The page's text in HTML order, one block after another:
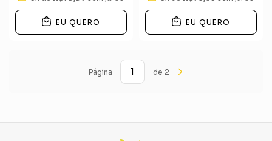
EU QUERO EU QUERO
Página de 2